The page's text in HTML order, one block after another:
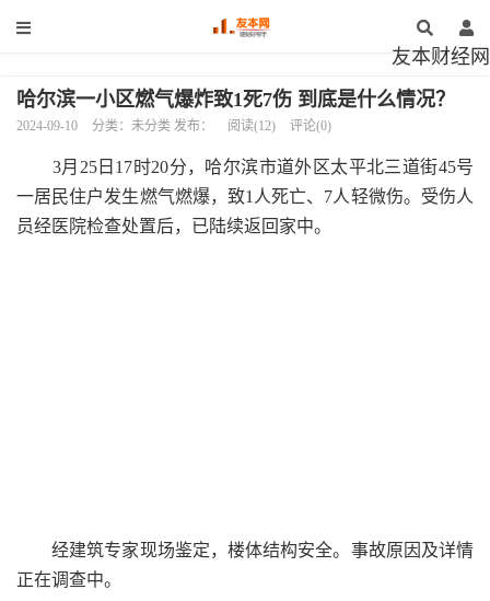
友本财经网
哈尔滨一小区燃气爆炸致1死7伤 到底是什么情况？
2024-09-10 分类：未分类 发布： 阅读(12) 评论(0)
3月25日17时20分，哈尔滨市道外区太平北三道街45号
一居民住户发生燃气燃爆，致1人死亡、7人轻微伤。受伤人
员经医院检查处置后，已陆续返回家中。
经建筑专家现场鉴定，楼体结构安全。事故原因及详情
正在调查中。